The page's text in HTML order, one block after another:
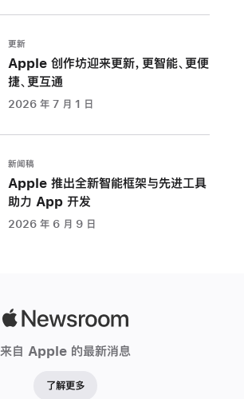
更新
Apple 创作坊迎来更新，更智能、更便
捷、更互通
2026 年 7 月 1 日
新闻稿
Apple 推出全新智能框架与先进工具
助力 App 开发
2026 年 6 月 9 日
来自 Apple 的最新消息
了解更多